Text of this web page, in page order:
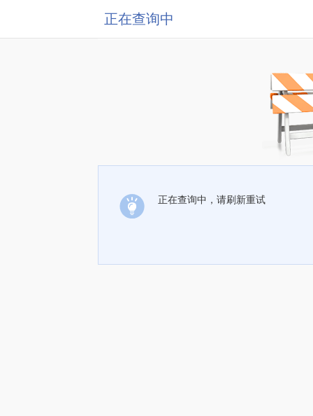
正在查询中
正在查询中，请刷新重试